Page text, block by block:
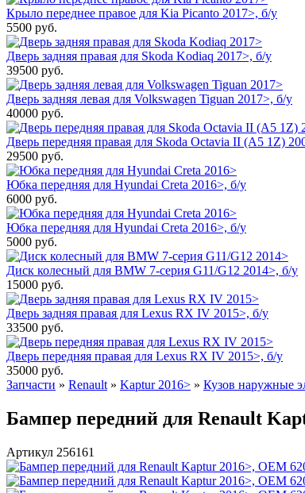
Крыло переднее правое для Kia Picanto 2017>, б/у
5500 руб.
Дверь задняя правая для Skoda Kodiaq 2017>, б/у
39500 руб.
Дверь задняя левая для Volkswagen Tiguan 2017>, б/у
40000 руб.
Дверь передняя правая для Skoda Octavia II (A5 1Z)
29500 руб.
Юбка передняя для Hyundai Creta 2016>, б/у
6000 руб.
Юбка передняя для Hyundai Creta 2016>, б/у
5000 руб.
Диск колесный для BMW 7-серия G11/G12 2014>, б/у
15000 руб.
Дверь задняя правая для Lexus RX IV 2015>, б/у
33500 руб.
Дверь передняя правая для Lexus RX IV 2015>, б/у
35000 руб.
Запчасти » Renault » Kaptur 2016> » Кузов наружные
Бампер передний для Renault
Артикул 256161